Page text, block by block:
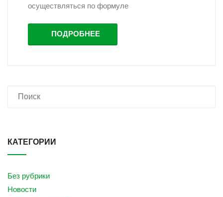
осуществляться по формуле
ПОДРОБНЕЕ
КАТЕГОРИИ
Без рубрики
Новости